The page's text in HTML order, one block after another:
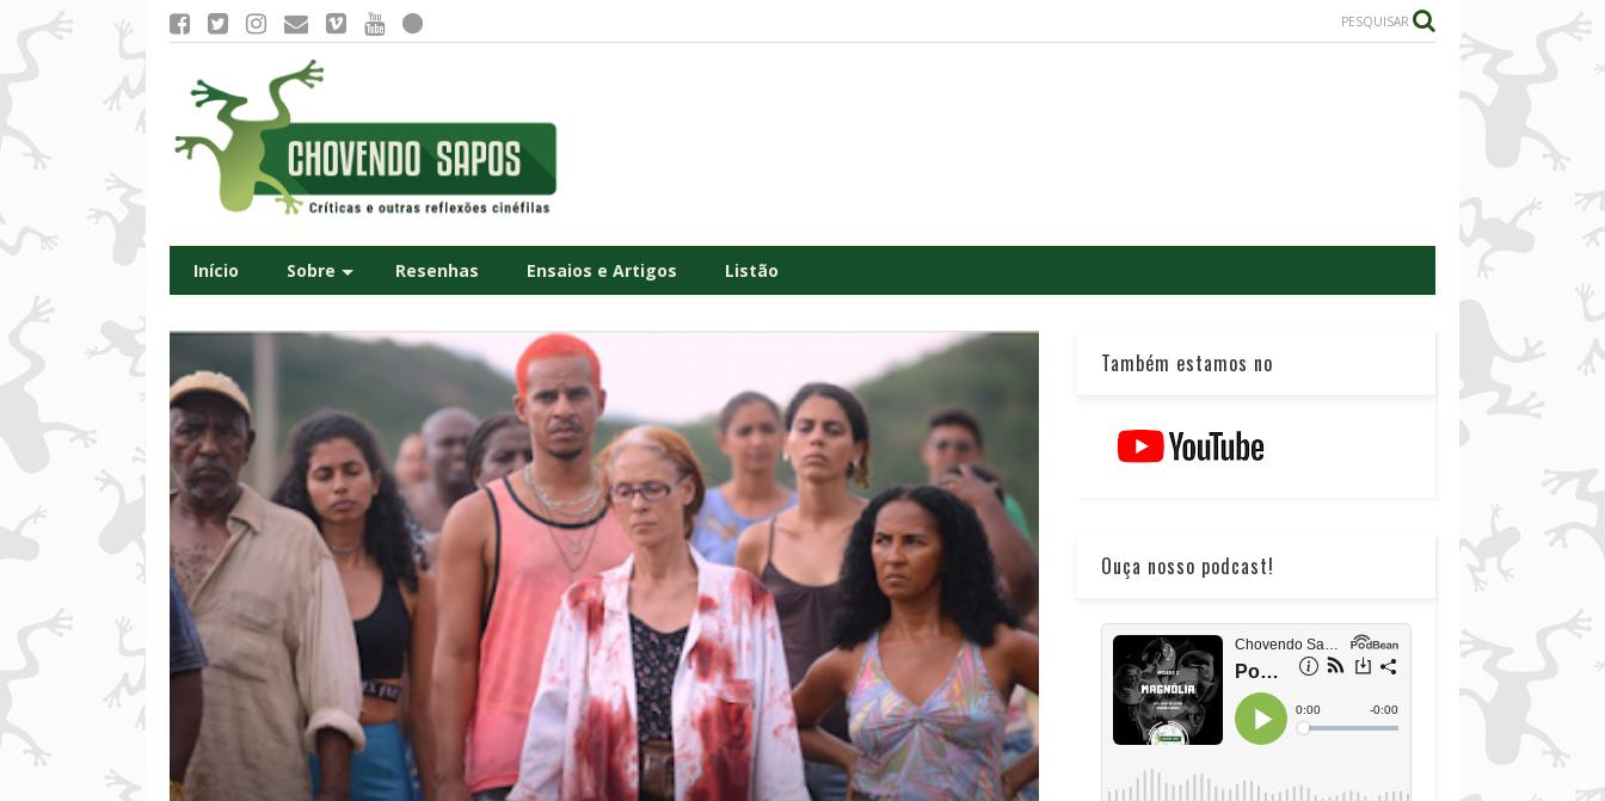
PESQUISAR
Início Sobre Resenhas Ensaios e Artigos Listão
Também estamos no
Ouça nosso podcast!